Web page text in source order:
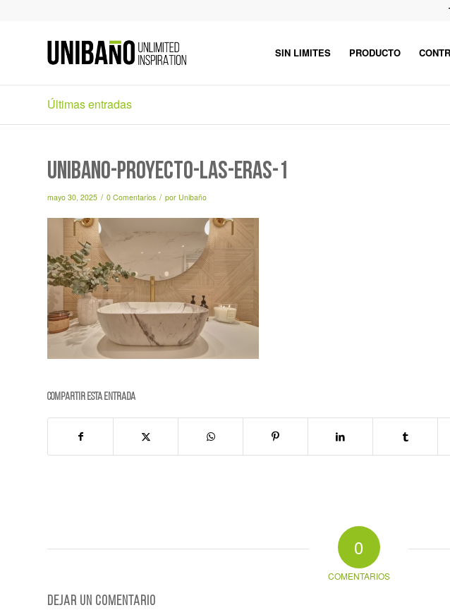
SIN LIMITES PRODUCTO
Últimas entradas
unibaño-proyecto-las-eras-1
mayo 30, 2025 / 0 Comentarios / por Unibaño
Compartir esta entrada
0
COMENTARIOS
Dejar un comentario